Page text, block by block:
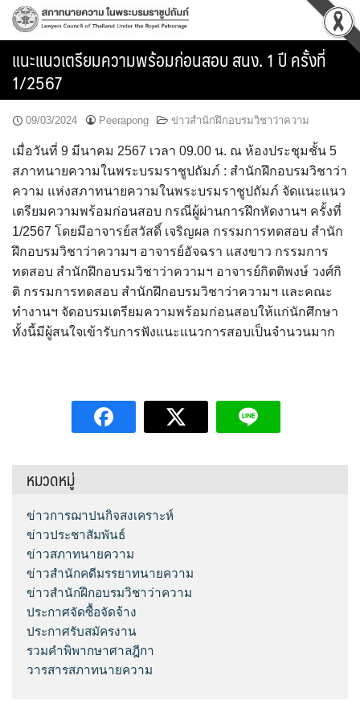
Skip
แนะแนวเตรียมความพร้อมก่อนสอบ สนง. 1 ปี ครั้งที่
1/2567
09/03/2024 Peerapong ข่าวสำนักฝึกอบรมวิชาว่าความ
เมื่อวันที่ 9 มีนาคม 2567 เวลา 09.00 น. ณ ห้องประชุมชั้น 5
สภาทนายความในพระบรมราชูปถัมภ์ : สำนักฝึกอบรมวิชาว่า
ความ แห่งสภาทนายความในพระบรมราชูปถัมภ์ จัดแนะแนว
เตรียมความพร้อมก่อนสอบ กรณีผู้ผ่านการฝึกหัดงานฯ ครั้งที่
1/2567 โดยมีอาจารย์สวัสดิ์ เจริญผล กรรมการทดสอบ สำนัก
ฝึกอบรมวิชาว่าความฯ อาจารย์อัจฉรา แสงขาว กรรมการ
ทดสอบ สำนักฝึกอบรมวิชาว่าความฯ อาจารย์กิตติพงษ์ วงศ์กิ
ติ กรรมการทดสอบ สำนักฝึกอบรมวิชาว่าความฯ และคณะ
ทำงานฯ จัดอบรมเตรียมความพร้อมก่อนสอบให้แก่นักศึกษา
ทั้งนี้มีผู้สนใจเข้ารับการฟังแนะแนวการสอบเป็นจำนวนมาก
หมวดหมู่
ข่าวการฌาปนกิจสงเคราะห์
ข่าวประชาสัมพันธ์
ข่าวสภาทนายความ
ข่าวสำนักคดีมรรยาทนายความ
ข่าวสำนักฝึกอบรมวิชาว่าความ
ประกาศจัดซื้อจัดจ้าง
ประกาศรับสมัครงาน
รวมคำพิพากษาศาลฎีกา
วารสารสภาทนายความ